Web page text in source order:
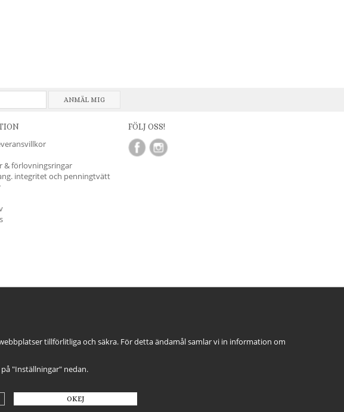
ANMÄL MIG
& förlovningsringar
integritet och penningtvätt
FÖLJ OSS!
tillförlitliga och säkra. För detta ändamål samlar vi in information om
"Inställningar" nedan.
OKEJ